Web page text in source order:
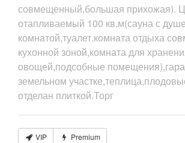
совмещенный,большая прихожая).
отапливаемый 100 кв.м(сауна с
комнатой,туалет.комната отдыха
кухонной зоной,комната для
овощей,подсобные
земельном
отделан плиткой.Торг
VIP Premium